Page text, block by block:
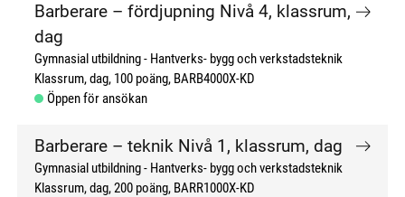
Barberare – fördjupning Nivå 4, klassrum,
dag
Gymnasial utbildning
Hantverks- bygg och verkstadsteknik
Klassrum, dag 100 poäng BARB4000X-KD
Öppen för ansökan
Barberare – teknik Nivå 1, klassrum, dag
Gymnasial utbildning
Hantverks- bygg och verkstadsteknik
Klassrum, dag 200 poäng BARR1000X-KD